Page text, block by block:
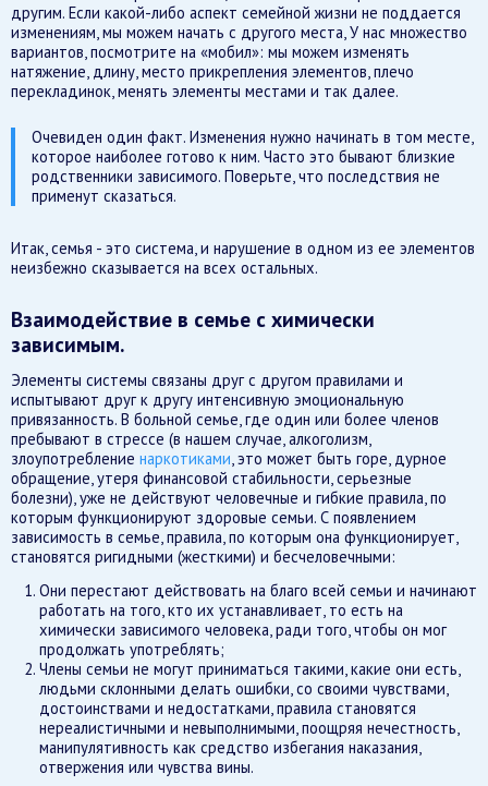
другим. Если какой-либо аспект семейной жизни не поддается
изменениям, мы можем начать с другого места, У нас множество
вариантов, посмотрите на «мобил»: мы можем изменять
натяжение, длину, место прикрепления элементов, плечо
перекладинок, менять элементы местами и так далее.
Очевиден один факт. Изменения нужно начинать в том месте,
которое наиболее готово к ним. Часто это бывают близкие
родственники зависимого. Поверьте, что последствия не
применут сказаться.
Итак, семья - это система, и нарушение в одном из ее элементов
неизбежно сказывается на всех остальных.
Взаимодействие в семье с химически
зависимым.
Элементы системы связаны друг с другом правилами и
испытывают друг к другу интенсивную эмоциональную
привязанность. В больной семье, где один или более членов
пребывают в стрессе (в нашем случае, алкоголизм,
злоупотребление наркотиками , это может быть горе, дурное
обращение, утеря финансовой стабильности, серьезные
болезни), уже не действуют человечные и гибкие правила, по
которым функционируют здоровые семьи. С появлением
зависимость в семье, правила, по которым она функционирует,
становятся ригидными (жесткими) и бесчеловечными:
Они перестают действовать на благо всей семьи и начинают
работать на того, кто их устанавливает, то есть на
химически зависимого человека, ради того, чтобы он мог
продолжать употреблять;
Члены семьи не могут приниматься такими, какие они есть,
людьми склонными делать ошибки, со своими чувствами,
достоинствами и недостатками, правила становятся
нереалистичными и невыполнимыми, поощряя нечестность,
манипулятивность как средство избегания наказания,
отвержения или чувства вины.